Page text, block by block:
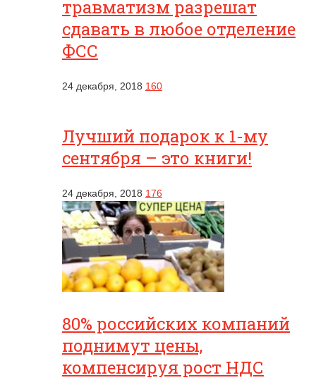
травматизм разрешат
сдавать в любое отделение
ФСС
24 декабря, 2018 160
Лучший подарок к 1-му
сентября – это книги!
24 декабря, 2018 176
80% российских компаний
поднимут цены,
компенсируя рост НДС